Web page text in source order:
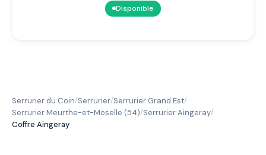
Disponible
Serrurier du Coin/Serrurier/Serrurier Grand Est/
Serrurier Meurthe-et-Moselle (54)/Serrurier Aingeray/
Coffre Aingeray